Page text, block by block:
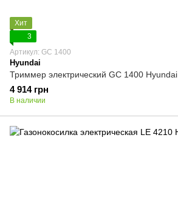
Хит
3
Артикул: GC 1400
Hyundai
Триммер электрический GC 1400 Hyundai
4 914 грн
В наличии